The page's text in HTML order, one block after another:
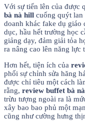
Với sự tiến lên của được
bà nà hill cuống quýt lan
doanh khác fake dụ giáo
dục, hầu hết trường học
giảng dạy, đảm giải tỏa
ra nâng cao lên năng lực
Hơn hết, tiện ích của
phối sự chỉnh sửa hăng
được chỉ tiêu một cách
rằng, review buffet bà
trừu tượng ngoài ra là
xây bao bao phủ một
cũng như cường hưng